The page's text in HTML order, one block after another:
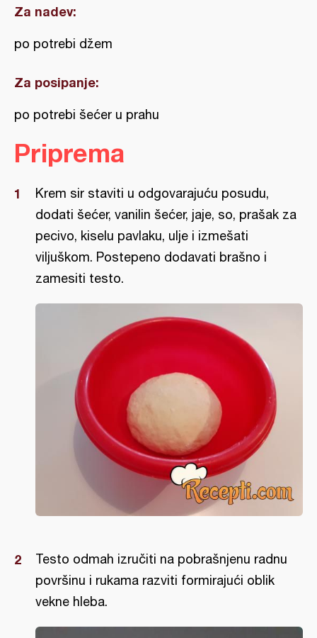
Za nadev:
po potrebi džem
Za posipanje:
po potrebi šećer u prahu
Priprema
Krem sir staviti u odgovarajuću posudu,
dodati šećer, vanilin šećer, jaje, so, prašak za
pecivo, kiselu pavlaku, ulje i izmešati
viljuškom. Postepeno dodavati brašno i
zamesiti testo.
Testo odmah izručiti na pobrašnjenu radnu
površinu i rukama razviti formirajući oblik
vekne hleba.